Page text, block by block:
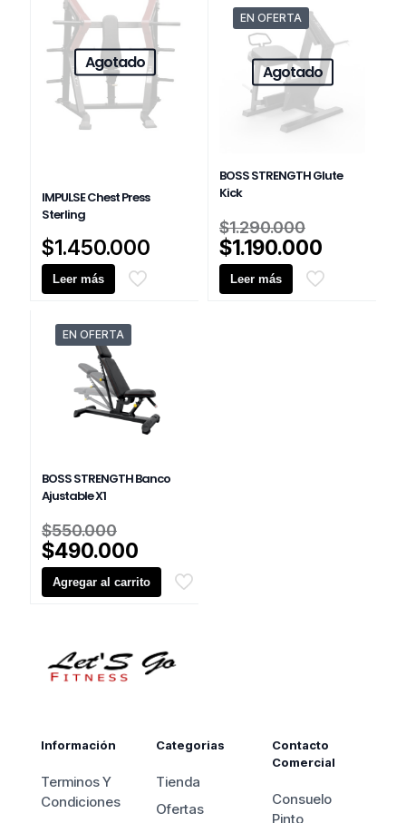
$1.350.000.
Agotado
IMPULSE Chest Press
Sterling
$1.450.000
Leer más
EN OFERTA
Agotado
BOSS STRENGTH Glute
Kick
$1.290.000
precio
original
era:
$1.190.000
precio
actual
Leer más
EN OFERTA
BOSS STRENGTH Banco
Ajustable X1
$550.000
precio
original
era:
$490.000
precio
actual
Agregar al carrito
Información
Terminos Y
Condiciones
Categorias
Tienda
Ofertas
Contacto
Comercial
Consuelo
Pinto